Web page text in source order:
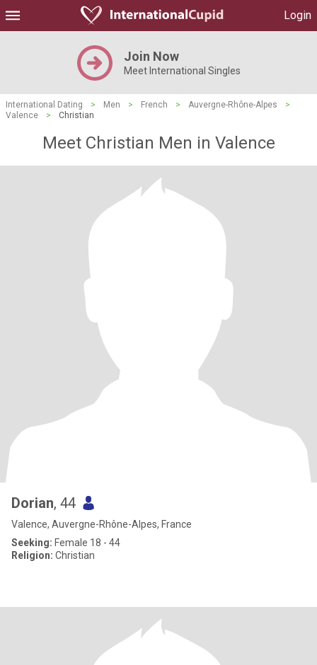
Login
Join Now
Meet International Singles
International Dating > Men > French > Auvergne-Rhône-Alpes
>
Valence
> Christian
Meet Christian Men in Valence
Dorian, 44
Valence, Auvergne-Rhône-Alpes, France
Seeking: Female 18 - 44
Religion: Christian